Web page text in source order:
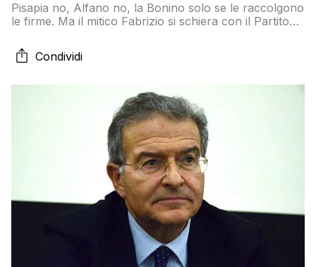
Pisapia no, Alfano no, la Bonino solo se le raccolgono
le firme. Ma il mitico Fabrizio si schiera con il Partito
Condividi